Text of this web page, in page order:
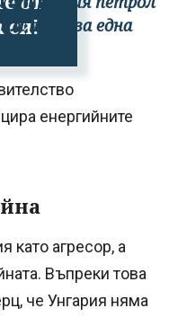
си!това за една
енергийните
като агресор, а
Въпреки това
че Унгария няма